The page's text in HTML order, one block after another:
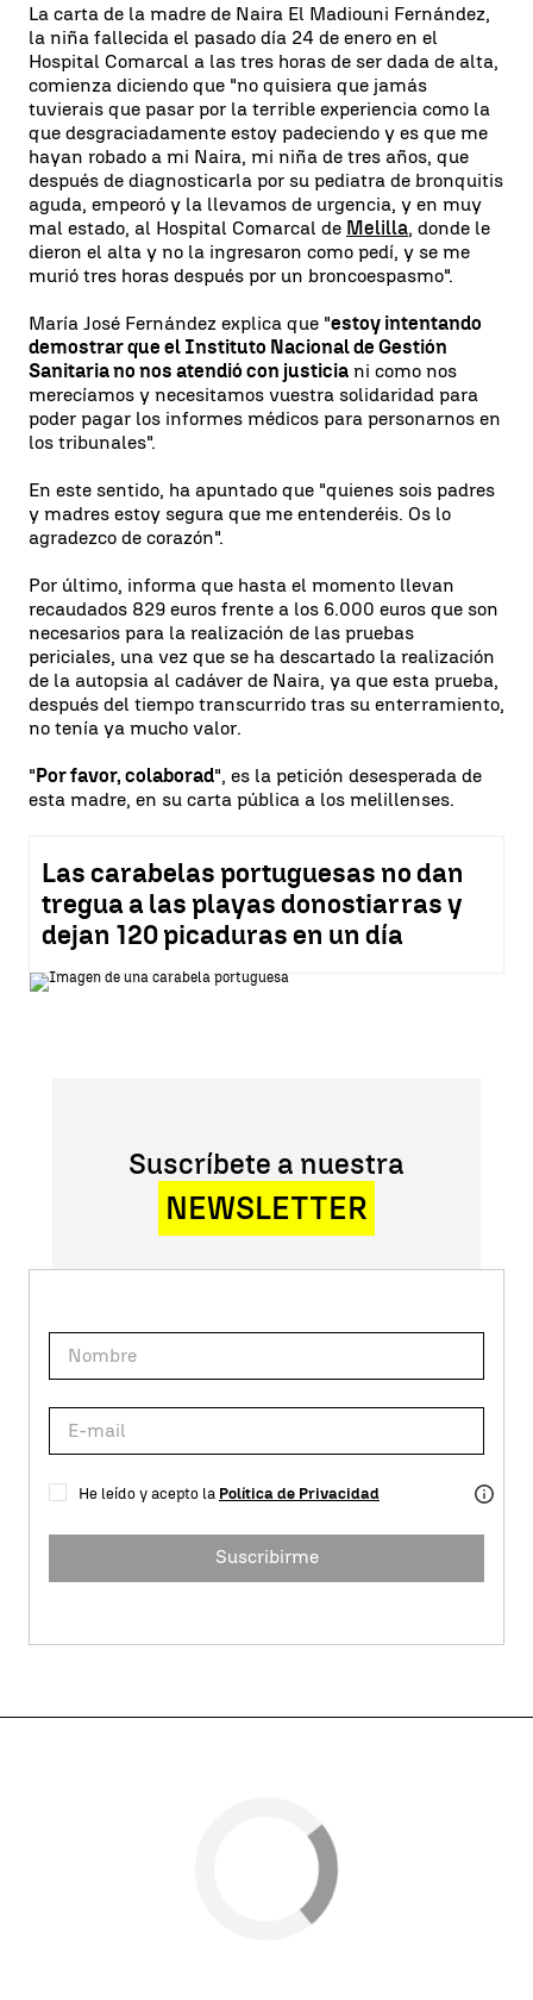
La carta de la madre de Naira El Madiouni Fernández,
la niña fallecida el pasado día 24 de enero en el
Hospital Comarcal a las tres horas de ser dada de alta,
comienza diciendo que "no quisiera que jamás
tuvierais que pasar por la terrible experiencia como la
que desgraciadamente estoy padeciendo y es que me
hayan robado a mi Naira, mi niña de tres años, que
después de diagnosticarla por su pediatra de bronquitis
aguda, empeoró y la llevamos de urgencia, y en muy
mal estado, al Hospital Comarcal de Melilla, donde le
dieron el alta y no la ingresaron como pedí, y se me
murió tres horas después por un broncoespasmo".
María José Fernández explica que "estoy intentando
demostrar que el Instituto Nacional de Gestión
Sanitaria no nos atendió con justicia ni como nos
merecíamos y necesitamos vuestra solidaridad para
poder pagar los informes médicos para personarnos en
los tribunales".
En este sentido, ha apuntado que "quienes sois padres
y madres estoy segura que me entenderéis. Os lo
agradezco de corazón".
Por último, informa que hasta el momento llevan
recaudados 829 euros frente a los 6.000 euros que son
necesarios para la realización de las pruebas
periciales, una vez que se ha descartado la realización
de la autopsia al cadáver de Naira, ya que esta prueba,
después del tiempo transcurrido tras su enterramiento,
no tenía ya mucho valor.
"Por favor, colaborad", es la petición desesperada de
esta madre, en su carta pública a los melillenses.
Las carabelas portuguesas no dan
tregua a las playas donostiarras y
dejan 120 picaduras en un día
Suscríbete a nuestra
NEWSLETTER
He leído y acepto la Política de Privacidad
Suscribirme